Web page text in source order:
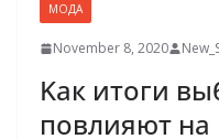
МОДА
November 8, 2020
Kак итоги
повлияют